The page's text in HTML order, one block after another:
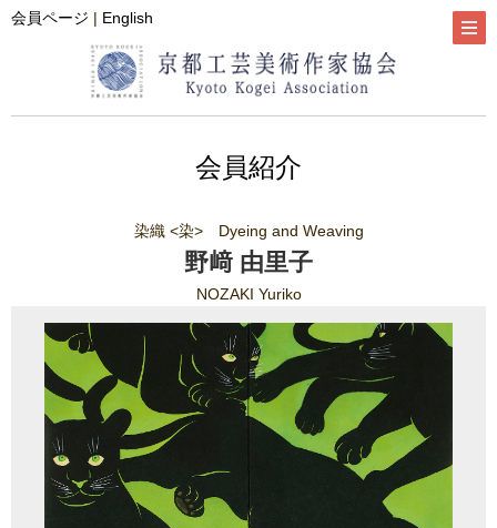
会員ページ | English
会員紹介
染織 <染> Dyeing and Weaving
野﨑 由里子
NOZAKI Yuriko